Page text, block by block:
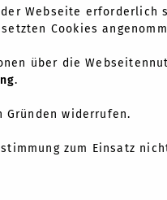
Webseite erforderlich
Cookies
über die
.
Gründen widerrufen.
zum Einsatz